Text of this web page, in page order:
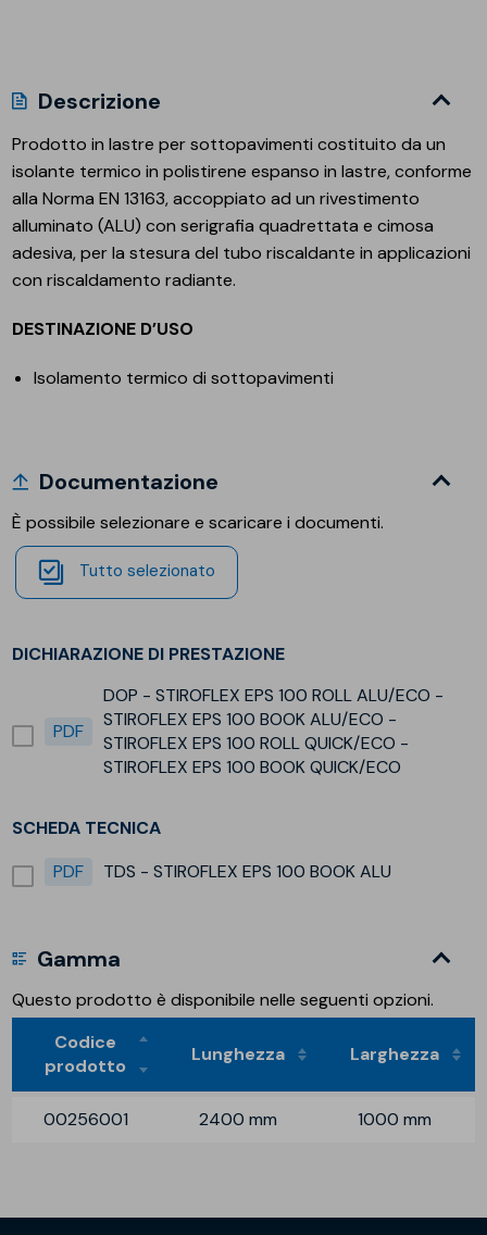
Descrizione
Prodotto in lastre per sottopavimenti costituito da un
isolante termico in polistirene espanso in lastre, conforme
alla Norma EN 13163, accoppiato ad un rivestimento
alluminato (ALU) con serigrafia quadrettata e cimosa
adesiva, per la stesura del tubo riscaldante in applicazioni
con riscaldamento radiante.
DESTINAZIONE D’USO
Isolamento termico di sottopavimenti
Documentazione
È possibile selezionare e scaricare i documenti.
Tutto selezionato
DICHIARAZIONE DI PRESTAZIONE
PDF
DOP - STIROFLEX EPS 100 ROLL ALU/ECO -
STIROFLEX EPS 100 BOOK ALU/ECO -
STIROFLEX EPS 100 ROLL QUICK/ECO -
STIROFLEX EPS 100 BOOK QUICK/ECO
SCHEDA TECNICA
PDF
TDS - STIROFLEX EPS 100 BOOK ALU
Gamma
Questo prodotto è disponibile nelle seguenti opzioni.
Codice
prodotto
Lunghezza Larghezza
00256001 2400 mm 1000 mm